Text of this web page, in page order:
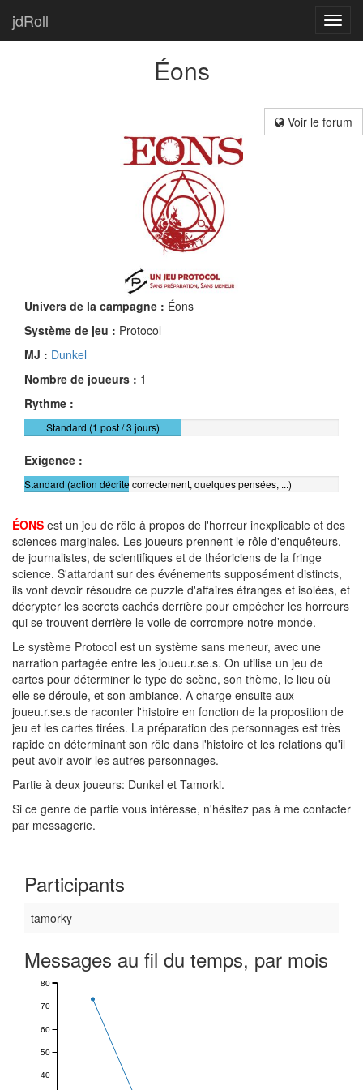
jdRoll
Éons
Voir le forum
Univers de la campagne : Éons
Système de jeu : Protocol
MJ : Dunkel
Nombre de joueurs : 1
Rythme :
Standard (1 post / 3 jours)
Exigence :
Standard (action décrite correctement, quelques pensées, ...)
ÉONS est un jeu de rôle à propos de l'horreur inexplicable et des
sciences marginales. Les joueurs prennent le rôle d'enquêteurs,
de journalistes, de scientifiques et de théoriciens de la fringe
science. S'attardant sur des événements supposément distincts,
ils vont devoir résoudre ce puzzle d'affaires étranges et isolées, et
décrypter les secrets cachés derrière pour empêcher les horreurs
qui se trouvent derrière le voile de corrompre notre monde.
Le système Protocol est un système sans meneur, avec une
narration partagée entre les joueu.r.se.s. On utilise un jeu de
cartes pour déterminer le type de scène, son thème, le lieu où
elle se déroule, et son ambiance. A charge ensuite aux
joueu.r.se.s de raconter l'histoire en fonction de la proposition de
jeu et les cartes tirées. La préparation des personnages est très
rapide en déterminant son rôle dans l'histoire et les relations qu'il
peut avoir avoir les autres personnages.
Partie à deux joueurs: Dunkel et Tamorki.
Si ce genre de partie vous intéresse, n'hésitez pas à me contacter
par messagerie.
Participants
tamorky
Messages au fil du temps, par mois
40
50
60
70
80